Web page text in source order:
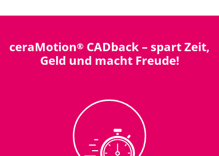
ceraMotion® CADback – spart Zeit,
Geld und macht Freude!